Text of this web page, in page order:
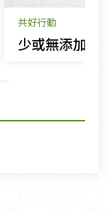
共好行動